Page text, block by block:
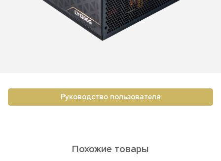
Руководство пользователя
Похожие товары